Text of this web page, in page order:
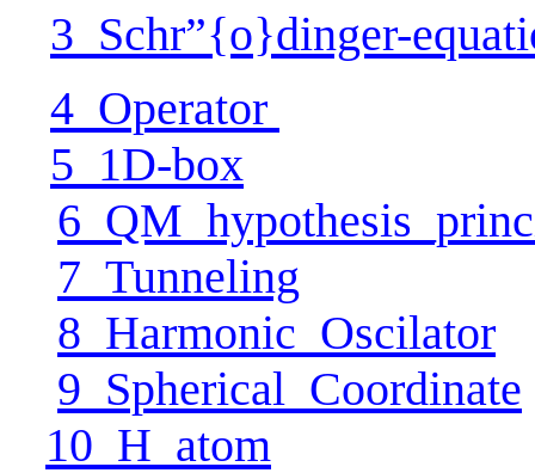
3_Schr”{o}dinger-
4_Operator
5_1D-box
7_Tunneling
8_Harmonic_Oscilator
9_Spherical_Coordinate
10_H_atom